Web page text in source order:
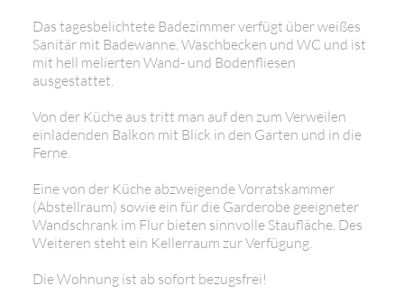
Das tagesbelichtete Badezimmer verfügt über weißes
Sanitär mit Badewanne, Waschbecken und WC und ist
mit hell melierten Wand- und Bodenfliesen
ausgestattet.
Von der Küche aus tritt man auf den zum Verweilen
einladenden Balkon mit Blick in den Garten und in die
Ferne.
Eine von der Küche abzweigende Vorratskammer
(Abstellraum) sowie ein für die Garderobe geeigneter
Wandschrank im Flur bieten sinnvolle Staufläche. Des
Weiteren steht ein Kellerraum zur Verfügung.
Die Wohnung ist ab sofort bezugsfrei!